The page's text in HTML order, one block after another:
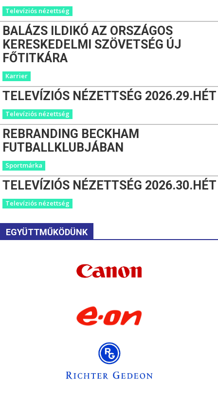
Televíziós nézettség
BALÁZS ILDIKÓ AZ ORSZÁGOS
KERESKEDELMI SZÖVETSÉG ÚJ
FŐTITKÁRA
Karrier
TELEVÍZIÓS NÉZETTSÉG 2026.29.HÉT
Televíziós nézettség
REBRANDING BECKHAM
FUTBALLKLUBJÁBAN
Sportmárka
TELEVÍZIÓS NÉZETTSÉG 2026.30.HÉT
Televíziós nézettség
EGYÜTTMŰKÖDÜNK